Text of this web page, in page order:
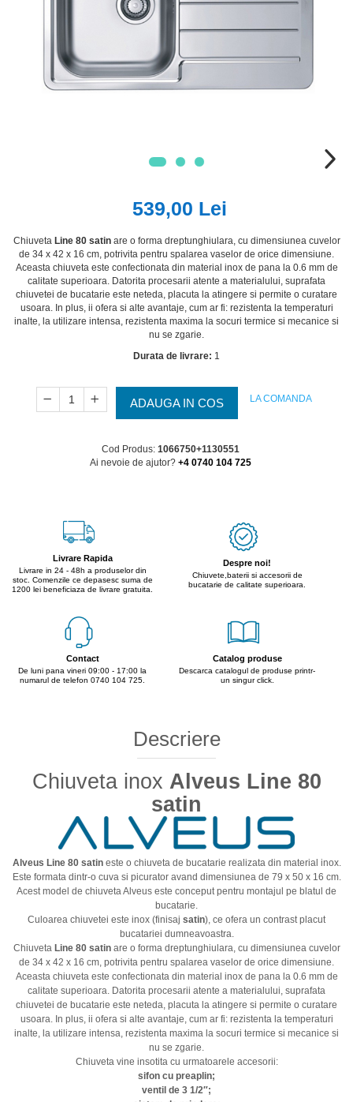
539,00 Lei
Chiuveta Line 80 satin are o forma dreptunghiulara, cu dimensiunea cuvelor
de 34 x 42 x 16 cm, potrivita pentru spalarea vaselor de orice dimensiune.
Aceasta chiuveta este confectionata din material inox de pana la 0.6 mm de
calitate superioara. Datorita procesarii atente a materialului, suprafata
chiuvetei de bucatarie este neteda, placuta la atingere si permite o curatare
usoara. In plus, ii ofera si alte avantaje, cum ar fi: rezistenta la temperaturi
inalte, la utilizare intensa, rezistenta maxima la socuri termice si mecanice si
nu se zgarie.
Durata de livrare: 1
ADAUGA IN COS LA COMANDA
Cod Produs: 1066750+1130551
Ai nevoie de ajutor? +4 0740 104 725
Livrare Rapida
Livrare in 24 - 48h a produselor din
stoc. Comenzile ce depasesc suma de
1200 lei beneficiaza de livrare gratuita.
Despre noi!
Chiuvete,baterii si accesorii de
bucatarie de calitate superioara.
Contact
De luni pana vineri 09:00 - 17:00 la
numarul de telefon 0740 104 725.
Catalog produse
Descarca catalogul de produse printr-
un singur click.
Descriere
Chiuveta inox Alveus Line 80
satin
Alveus Line 80 satin este o chiuveta de bucatarie realizata din material inox.
Este formata dintr-o cuva si picurator avand dimensiunea de 79 x 50 x 16 cm.
Acest model de chiuveta Alveus este conceput pentru montajul pe blatul de
bucatarie.
Culoarea chiuvetei este inox (finisaj satin), ce ofera un contrast placut
bucatariei dumneavoastra.
Chiuveta Line 80 satin are o forma dreptunghiulara, cu dimensiunea cuvelor
de 34 x 42 x 16 cm, potrivita pentru spalarea vaselor de orice dimensiune.
Aceasta chiuveta este confectionata din material inox de pana la 0.6 mm de
calitate superioara. Datorita procesarii atente a materialului, suprafata
chiuvetei de bucatarie este neteda, placuta la atingere si permite o curatare
usoara. In plus, ii ofera si alte avantaje, cum ar fi: rezistenta la temperaturi
inalte, la utilizare intensa, rezistenta maxima la socuri termice si mecanice si
nu se zgarie.
Chiuveta vine insotita cu urmatoarele accesorii:
sifon cu preaplin;
ventil de 3 1/2″;